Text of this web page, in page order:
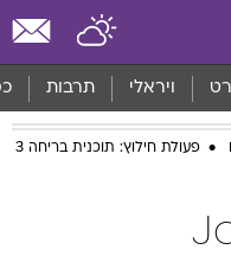
ויראלי תרבות
פעולת חילוץ: תוכנית בריחה 3